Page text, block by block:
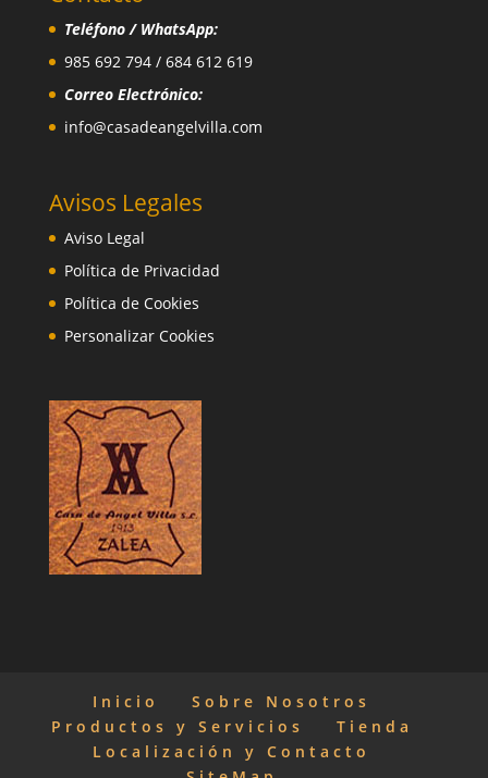
Teléfono / WhatsApp:
985 692 794 / 684 612 619
Correo Electrónico:
info@casadeangelvilla.com
Avisos Legales
Aviso Legal
Política de Privacidad
Política de Cookies
Personalizar Cookies
Inicio
Sobre Nosotros
Productos y Servicios
Tienda
Localización y Contacto